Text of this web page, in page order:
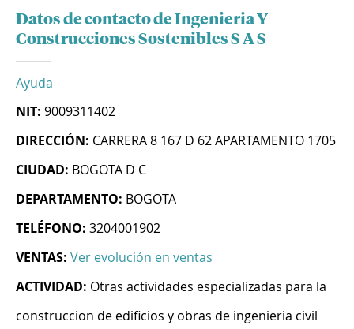
Datos de contacto de Ingenieria Y
Construcciones Sostenibles S A S
Ayuda
NIT: 9009311402
DIRECCIÓN: CARRERA 8 167 D 62 APARTAMENTO 1705
CIUDAD: BOGOTA D C
DEPARTAMENTO: BOGOTA
TELÉFONO: 3204001902
VENTAS: Ver evolución en ventas
ACTIVIDAD: Otras actividades especializadas para la
construccion de edificios y obras de ingenieria civil